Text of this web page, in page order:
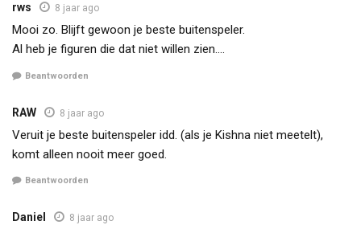
rws 8 jaar ago
Mooi zo. Blijft gewoon je beste buitenspeler.
Al heb je figuren die dat niet willen zien….
Beantwoorden
RAW 8 jaar ago
Veruit je beste buitenspeler idd. (als je Kishna niet meetelt),
komt alleen nooit meer goed.
Beantwoorden
Daniel 8 jaar ago